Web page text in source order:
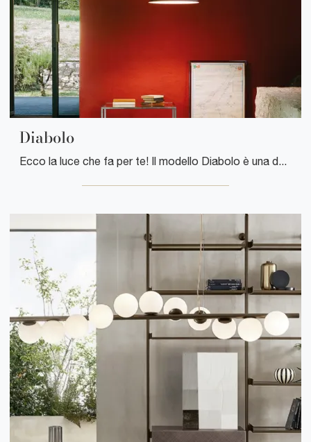
Diabolo
Ecco la luce che fa per te! Il modello Diabolo è una delle nostre lampade a soffitto di Flos.